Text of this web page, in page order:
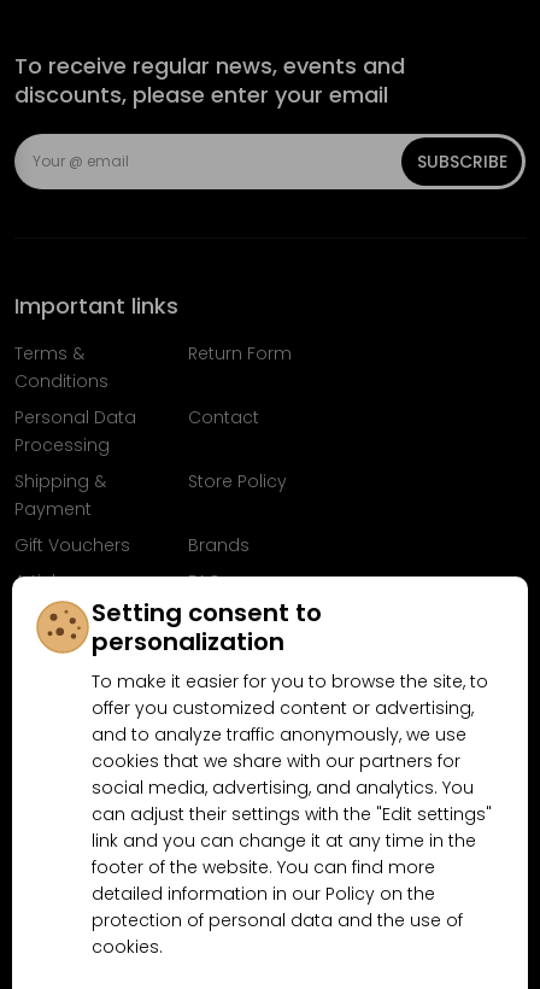
To receive regular news, events and
discounts, please enter your email
SUBSCRIBE
Important links
Terms &
Conditions
Return Form
Personal Data
Processing
Contact
Shipping &
Payment
Store Policy
Gift Vouchers
Brands
Articles
FAQ
Follow us on
Facebook
Why shop at MN-Modelar.com
4.9/5(10481x) 4.5/5 (189x)
Setting consent to
personalization
To make it easier for you to browse the site, to
offer you customized content or advertising,
and to analyze traffic anonymously, we use
cookies that we share with our partners for
social media, advertising, and analytics. You
can adjust their settings with the "Edit settings"
link and you can change it at any time in the
footer of the website. You can find more
detailed information in our Policy on the
protection of personal data and the use of
cookies.